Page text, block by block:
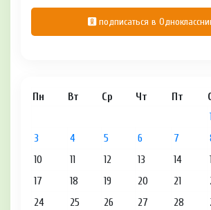
подписаться в
Пн Вт Ср Чт Пт
3
4 5 6 7
10
11 12 13 14
17
18 19 20 21
24
25 26 27 28